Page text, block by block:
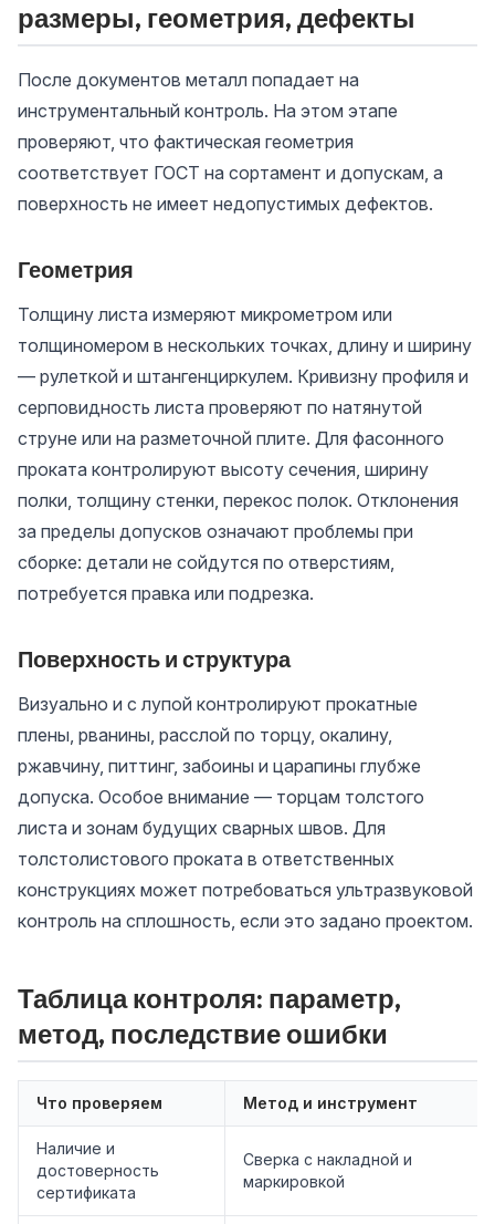
размеры, геометрия, дефекты
После документов металл попадает на
инструментальный контроль. На этом этапе
проверяют, что фактическая геометрия
соответствует ГОСТ на сортамент и допускам, а
поверхность не имеет недопустимых дефектов.
Геометрия
Толщину листа измеряют микрометром или
толщиномером в нескольких точках, длину и ширину
— рулеткой и штангенциркулем. Кривизну профиля и
серповидность листа проверяют по натянутой
струне или на разметочной плите. Для фасонного
проката контролируют высоту сечения, ширину
полки, толщину стенки, перекос полок. Отклонения
за пределы допусков означают проблемы при
сборке: детали не сойдутся по отверстиям,
потребуется правка или подрезка.
Поверхность и структура
Визуально и с лупой контролируют прокатные
плены, рванины, расслой по торцу, окалину,
ржавчину, питтинг, забоины и царапины глубже
допуска. Особое внимание — торцам толстого
листа и зонам будущих сварных швов. Для
толстолистового проката в ответственных
конструкциях может потребоваться ультразвуковой
контроль на сплошность, если это задано проектом.
Таблица контроля: параметр,
метод, последствие ошибки
Что проверяем Метод и инструмент
Наличие и
достоверность
сертификата
Сверка с накладной и
маркировкой